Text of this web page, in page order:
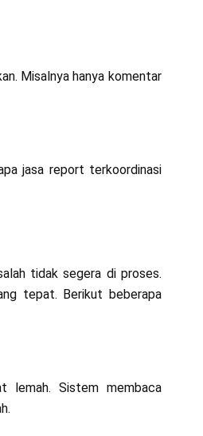
Misalnya hanya komentar
jasa report terkoordinasi
tidak segera di proses.
tepat. Berikut beberapa
lemah. Sistem membaca